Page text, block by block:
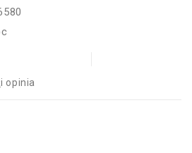
opinia